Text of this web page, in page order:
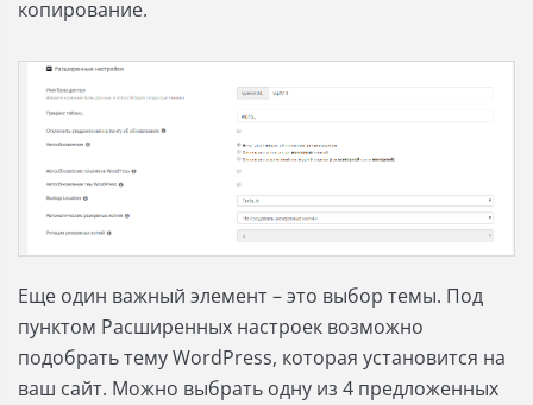
копирование.
Еще один важный элемент – это выбор темы. Под
пунктом Расширенных настроек возможно
подобрать тему WordPress, которая установится на
ваш сайт. Можно выбрать одну из 4 предложенных